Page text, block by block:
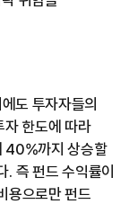
도 투자자들의
자 한도에 따라
40%까지 상승할
즉 펀드 수익률이
용으로만 펀드